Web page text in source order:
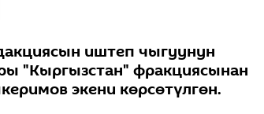
иштеп чыгуунун
"Кыргызстан" фракциясынан
экени көрсөтүлгөн.